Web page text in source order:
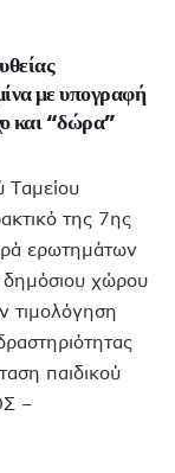
με υπογραφή
και “δώρα”
Ταμείου
της 7ης
ερωτημάτων
χώρου
τιμολόγηση
παιδικού
–